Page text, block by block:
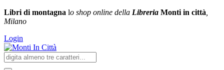
Libri di montagna lo shop online della Libreria Monti in città
Milano
Login